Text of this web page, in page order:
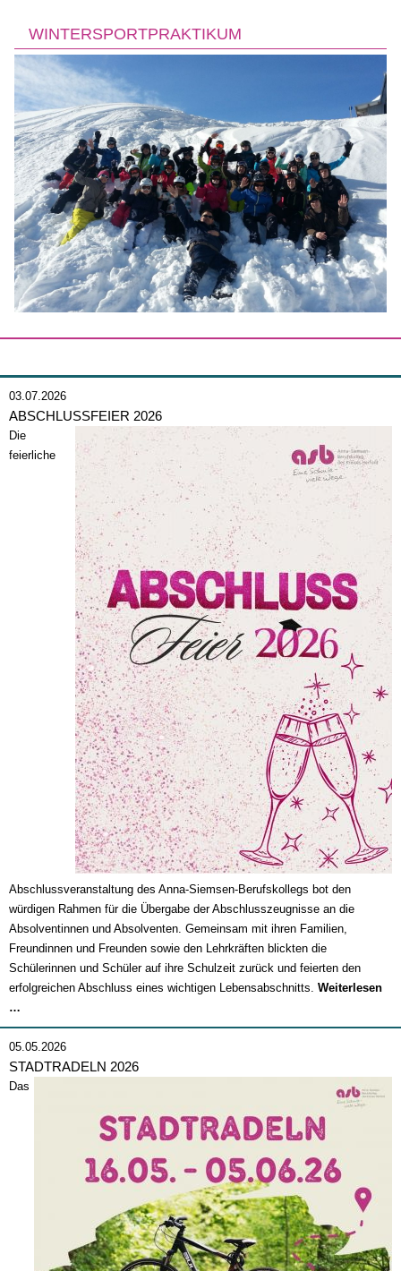
WINTERSPORTPRAKTIKUM
03.07.2026
ABSCHLUSSFEIER 2026
Die
feierliche
Abschlussveranstaltung des Anna-Siemsen-Berufskollegs bot den
würdigen Rahmen für die Übergabe der Abschlusszeugnisse an die
Absolventinnen und Absolventen. Gemeinsam mit ihren Familien,
Freundinnen und Freunden sowie den Lehrkräften blickten die
Schülerinnen und Schüler auf ihre Schulzeit zurück und feierten den
erfolgreichen Abschluss eines wichtigen Lebensabschnitts. Weiterlesen
…
2026
05.05.2026
STADTRADELN 2026
Das